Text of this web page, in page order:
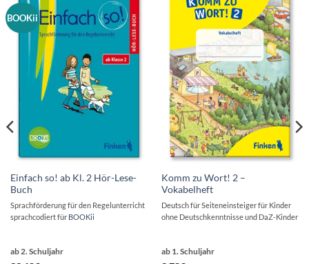
BOOKii
Einfach so! ab Kl. 2 Hör-Lese-
Buch
ab 2. Schuljahr
Sprachförderung für den Regelunterricht
sprachcodiert für BOOKii
Komm zu Wort! 2 –
Vokabelheft
ab 1. Schuljahr
Deutsch für Seiteneinsteiger für Kinder
ohne Deutschkenntnisse und DaZ-Kinder